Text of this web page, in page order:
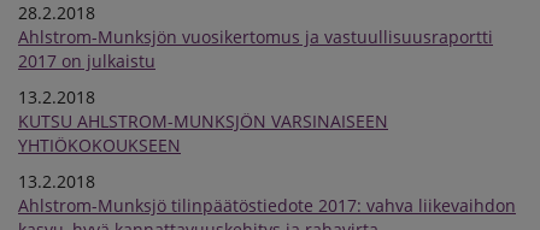
28.2.2018
Ahlstrom-Munksjön vuosikertomus ja vastuullisuusraportti
2017 on julkaistu
13.2.2018
KUTSU AHLSTROM-MUNKSJÖN VARSINAISEEN
YHTIÖKOKOUKSEEN
13.2.2018
Ahlstrom-Munksjö tilinpäätöstiedote 2017: vahva liikevaihdon